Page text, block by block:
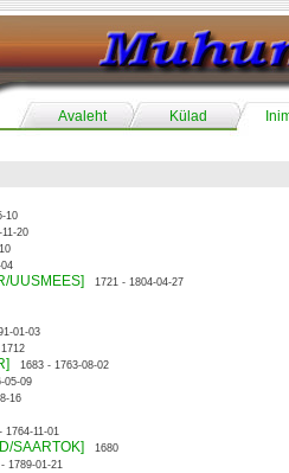
Avaleht Külad
10
20
UUSMEES] 1721 - 1804-04-27
01-03
1712
1683 - 1763-08-02
05-09
16
1764-11-01
SAARTOK] 1680
1789-01-21